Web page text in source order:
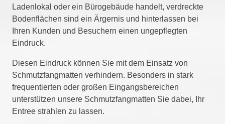
Ladenlokal oder ein Bürogebäude handelt, verdreckte
Bodenflächen sind ein Ärgernis und hinterlassen bei
Ihren Kunden und Besuchern einen ungepflegten
Eindruck.
Diesen Eindruck können Sie mit dem Einsatz von
Schmutzfangmatten verhindern. Besonders in stark
frequentierten oder großen Eingangsbereichen
unterstützen unsere Schmutzfangmatten Sie dabei, Ihr
Entree strahlen zu lassen.